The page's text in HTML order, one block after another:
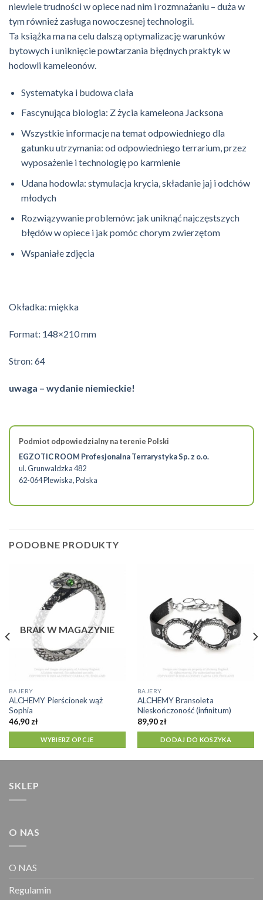
niewiele trudności w opiece nad nim i rozmnażaniu – duża w
tym również zasługa nowoczesnej technologii.
Ta książka ma na celu dalszą optymalizację warunków
bytowych i uniknięcie powtarzania błędnych praktyk w
hodowli kameleonów.
Systematyka i budowa ciała
Fascynująca biologia: Z życia kameleona Jacksona
Wszystkie informacje na temat odpowiedniego dla
gatunku utrzymania: od odpowiedniego terrarium, przez
wyposażenie i technologię po karmienie
Udana hodowla: stymulacja krycia, składanie jaj i odchów
młodych
Rozwiązywanie problemów: jak uniknąć najczęstszych
błędów w opiece i jak pomóc chorym zwierzętom
Wspaniałe zdjęcia
Okładka: miękka
Format: 148×210 mm
Stron: 64
uwaga – wydanie niemieckie!
Podmiot odpowiedzialny na terenie Polski
EGZOTIC ROOM Profesjonalna Terrarystyka Sp. z o.o.
ul. Grunwaldzka 482
62-064 Plewiska, Polska
PODOBNE PRODUKTY
BRAK W MAGAZYNIE
BAJERY
ALCHEMY Pierścionek wąż
Sophia
46,90 zł
WYBIERZ OPCJE
Ten
produkt
ma
wiele
wariantów.
na
stronie
BAJERY
ALCHEMY Bransoleta
Nieskończoność (infinitum)
89,90 zł
DODAJ DO KOSZYKA
SKLEP
O NAS
O NAS
Regulamin